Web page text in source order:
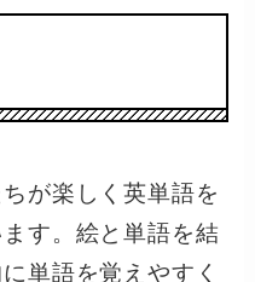
が楽しく英単語を
す。絵と単語を結
単語を覚えやすく